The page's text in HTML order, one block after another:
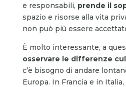
e responsabili, prende il
spazio e risorse alla vita
non può più essere
È molto interessante, a
osservare le differenze
c’è bisogno di andare
Europa. In Francia e in